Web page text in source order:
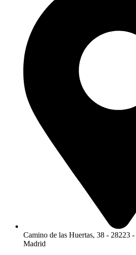
Camino de las Huertas, 38 - 28223
Madrid